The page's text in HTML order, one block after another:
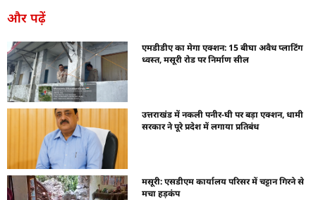
और पढ़ें
एमडीडीए का मेगा एक्शन: 15 बीघा अवैध प्लाटिंग
ध्वस्त, मसूरी रोड पर निर्माण सील
उत्तराखंड में नकली पनीर-घी पर बड़ा एक्शन, धामी
सरकार ने पूरे प्रदेश में लगाया प्रतिबंध
मसूरी: एसडीएम कार्यालय परिसर में चट्टान गिरने से
मचा हड़कंप